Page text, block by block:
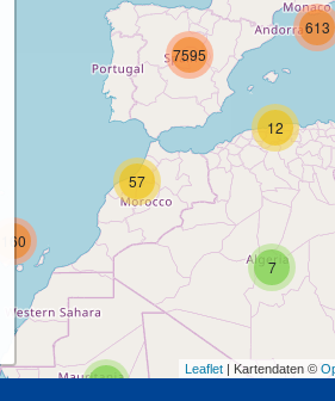
2
160
7
12
57
613
7595
Leaflet | Kartendaten ©